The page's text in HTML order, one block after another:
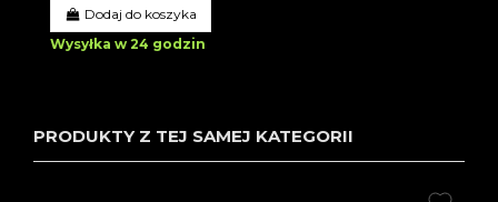
Dodaj do koszyka
Wysyłka w 24 godzin
PRODUKTY Z TEJ SAMEJ KATEGORII